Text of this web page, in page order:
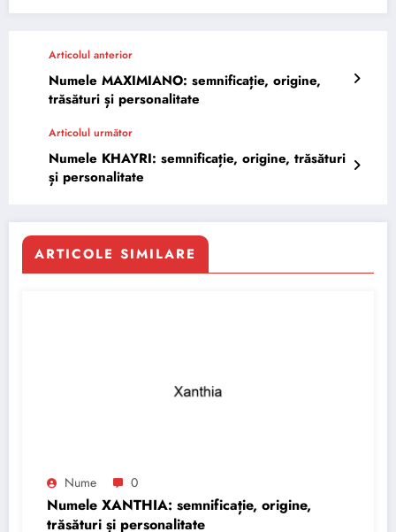
Articolul anterior
Numele MAXIMIANO: semnificație, origine,
trăsături și personalitate
Articolul următor
Numele KHAYRI: semnificație, origine, trăsături
și personalitate
ARTICOLE SIMILARE
Nume 0
Numele XANTHIA: semnificație, origine,
trăsături și personalitate